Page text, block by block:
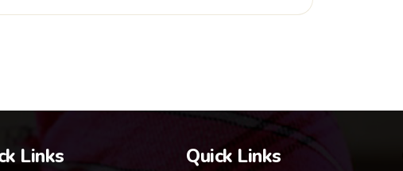
Links Quick Links